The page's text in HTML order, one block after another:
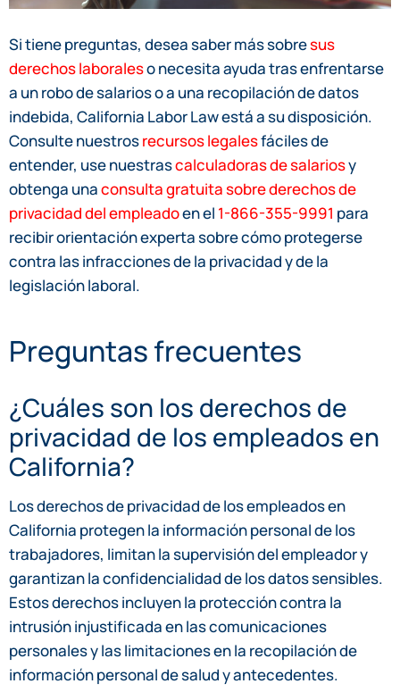
Si tiene preguntas, desea saber más sobresus
derechos laboraleso necesita ayuda tras enfrentarse
a un robo de salarios o a una recopilación de datos
indebida, California Labor Law está a su disposición.
Consulte nuestrosrecursos legalesfáciles de
entender, use nuestrascalculadoras de salariosy
obtenga unaconsulta gratuita sobre derechos de
privacidad del empleadoen el 1-866-355-9991 para
recibir orientación experta sobre cómo protegerse
contra las infracciones de la privacidad y de la
legislación laboral.
Preguntas frecuentes
¿Cuáles son los derechos de
privacidad de los empleados en
California?
Los derechos de privacidad de los empleados en
California protegen la información personal de los
trabajadores, limitan la supervisión del empleador y
garantizan la confidencialidad de los datos sensibles.
Estos derechos incluyen la protección contra la
intrusión injustificada en las comunicaciones
personales y las limitaciones en la recopilación de
información personal de salud y antecedentes.